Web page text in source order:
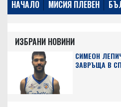
НАЧАЛО МИСИЯ ПЛЕВЕН
ИЗБРАНИ НОВИНИ
СИМЕОН
ЗАВРЪЩА В